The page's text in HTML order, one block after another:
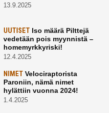
13.9.2025
UUTISETIso määrä Pilttejä
vedetään pois myynnistä –
homemyrkkyriski!
12.4.2025
NIMETVelociraptorista
Paroniin, nämä nimet
hylättiin vuonna 2024!
1.4.2025